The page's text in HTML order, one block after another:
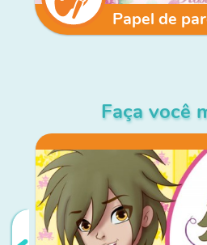
Papel de
Faça você